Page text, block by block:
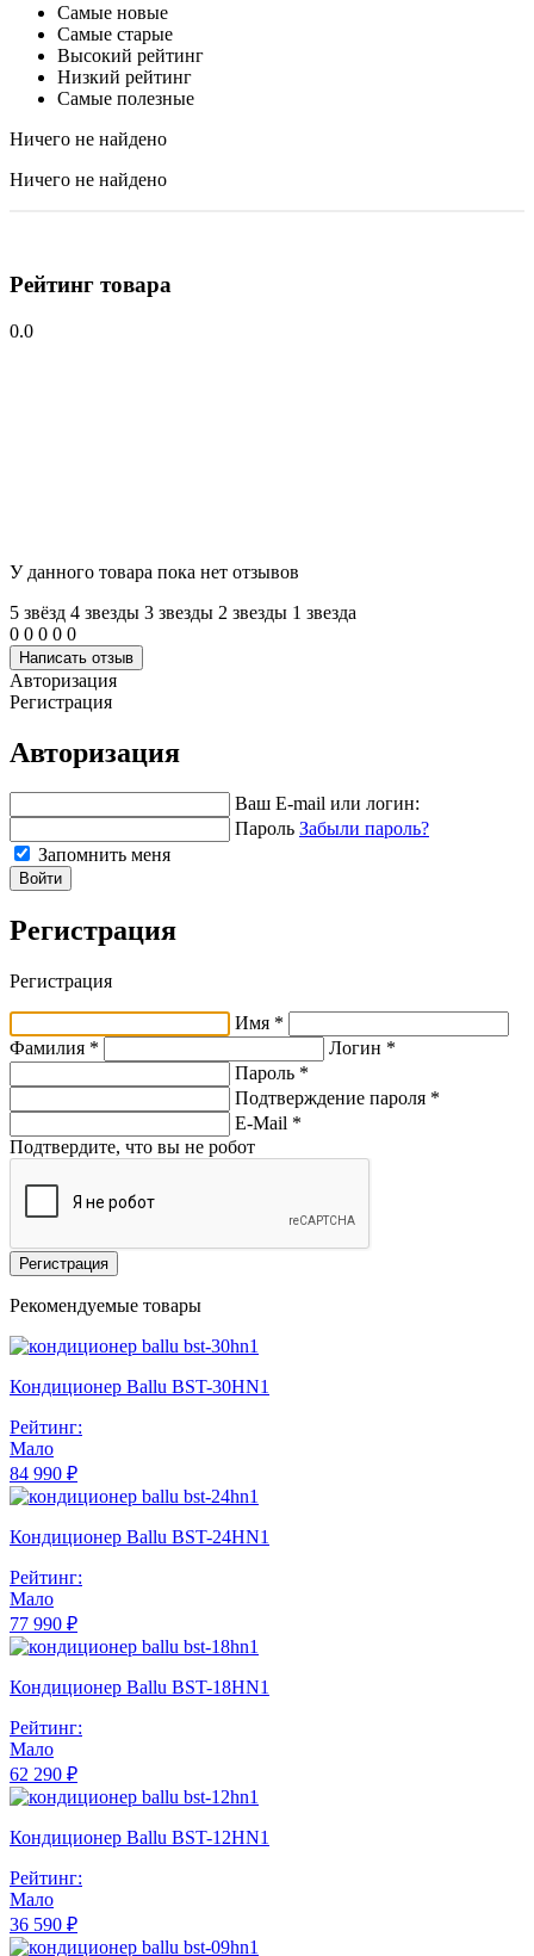
Самые новые
Самые старые
Высокий рейтинг
Низкий рейтинг
Самые полезные
Ничего не найдено
Ничего не найдено
Рейтинг товара
0.0
У данного товара пока нет отзывов
5 звёзд 4 звeзды 3 звeзды 2 звeзды 1 звeзда
0 0 0 0 0
Написать отзыв
Авторизация
Регистрация
Авторизация
Ваш E-mail или логин:
Пароль Забыли пароль?
Запомнить меня
Войти
Регистрация
Регистрация
Имя *
Фамилия *
Логин *
Пароль *
Подтверждение пароля *
E-Mail *
Подтвердите, что вы не робот
Регистрация
Рекомендуемые товары
Кондиционер Ballu BST-30HN1
Рейтинг:
Мало
84 990 ₽
Кондиционер Ballu BST-24HN1
Рейтинг:
Мало
77 990 ₽
Кондиционер Ballu BST-18HN1
Рейтинг:
Мало
62 290 ₽
Кондиционер Ballu BST-12HN1
Рейтинг:
Мало
36 590 ₽